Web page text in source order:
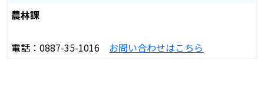
農林課
電話：0887-35-1016 お問い合わせはこちら